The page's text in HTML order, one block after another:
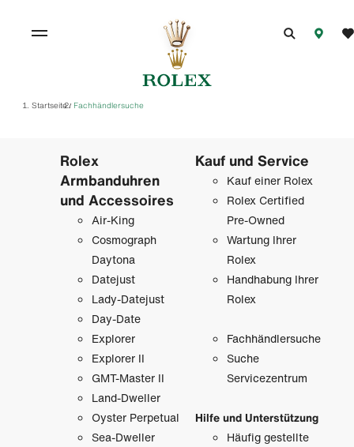
Startseite/ Fachhändlersuche
Rolex
Armbanduhren
und Accessoires
Air-King
Cosmograph
Daytona
Datejust
Lady-Datejust
Day-Date
Explorer
Explorer II
GMT-Master II
Land-Dweller
Oyster Perpetual
Sea-Dweller
Kauf und Service
Kauf einer Rolex
Rolex Certified
Pre-Owned
Wartung Ihrer
Rolex
Handhabung Ihrer
Rolex
Fachhändlersuche
Suche
Servicezentrum
Hilfe und Unterstützung
Häufig gestellte